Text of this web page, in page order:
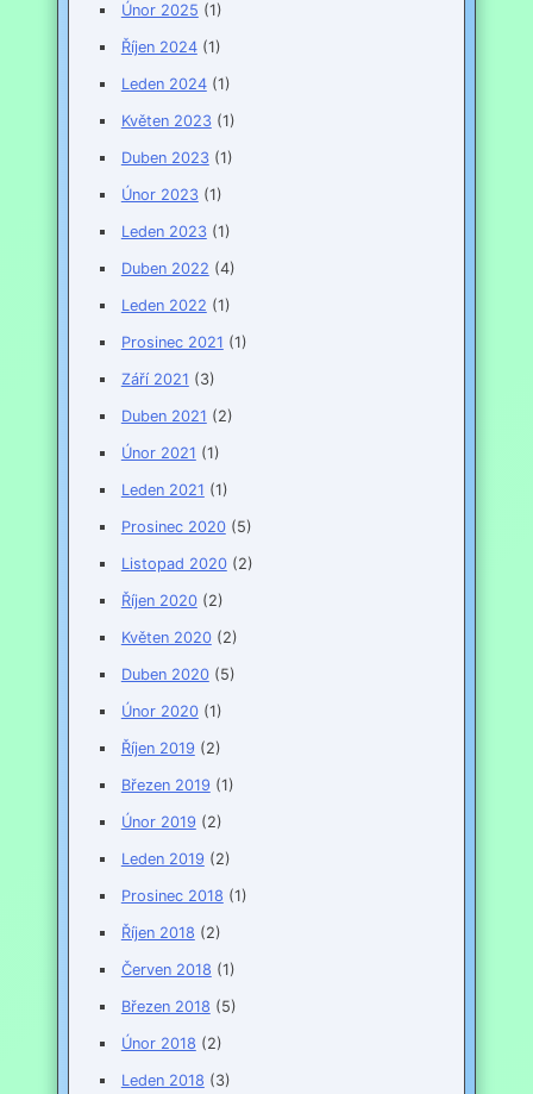
Únor 2025 (1)
Říjen 2024(1)
Leden 2024(1)
Květen 2023(1)
Duben 2023(1)
Únor 2023(1)
Leden 2023(1)
Duben 2022 (4)
Leden 2022 (1)
Prosinec 2021 (1)
Září 2021 (3)
Duben 2021 (2)
Únor 2021 (1)
Leden 2021 (1)
Prosinec 2020(5)
Listopad 2020(2)
Říjen 2020(2)
Květen 2020(2)
Duben 2020(5)
Únor 2020(1)
Říjen 2019 (2)
Březen 2019 (1)
Únor 2019 (2)
Leden 2019 (2)
Prosinec 2018 (1)
Říjen 2018 (2)
Červen 2018 (1)
Březen 2018 (5)
Únor 2018 (2)
Leden 2018 (3)